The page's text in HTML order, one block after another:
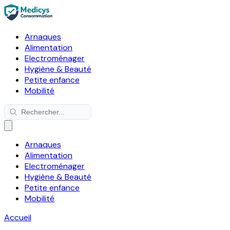
Arnaques
Alimentation
Electroménager
Hygiène & Beauté
Petite enfance
Mobilité
Arnaques
Alimentation
Electroménager
Hygiène & Beauté
Petite enfance
Mobilité
Accueil